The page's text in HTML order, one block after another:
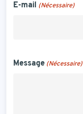
E-mail (Nécessaire)
Message (Nécessaire)